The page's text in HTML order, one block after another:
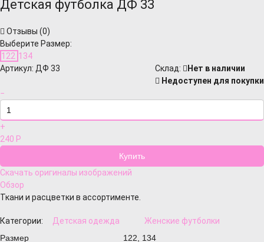
Детская футболка ДФ 33
Отзывы (0)
Выберите Размер:
122 134
Артикул: ДФ 33 Cклад:
Нет в наличии
Недоступен для покупки
−
+
240 Р
Скачать оригиналы изображений
Обзор
Ткани и расцветки в ассортименте.
Категории: Детская одежда
Женские футболки
Размер
122, 134